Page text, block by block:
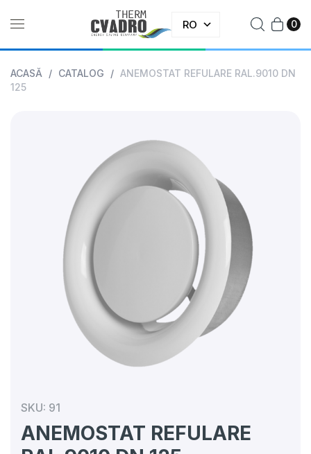
RO 0
ACASĂ / CATALOG / ANEMOSTAT REFULARE RAL.9010 DN
125
SKU: 91
ANEMOSTAT REFULARE